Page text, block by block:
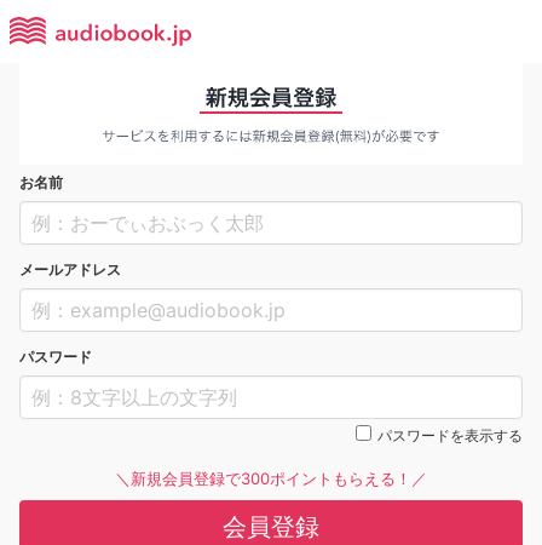
お名前
メールアドレス
パスワード
パスワードを表示する
＼新規会員登録で300ポイントもらえる！／
会員登録